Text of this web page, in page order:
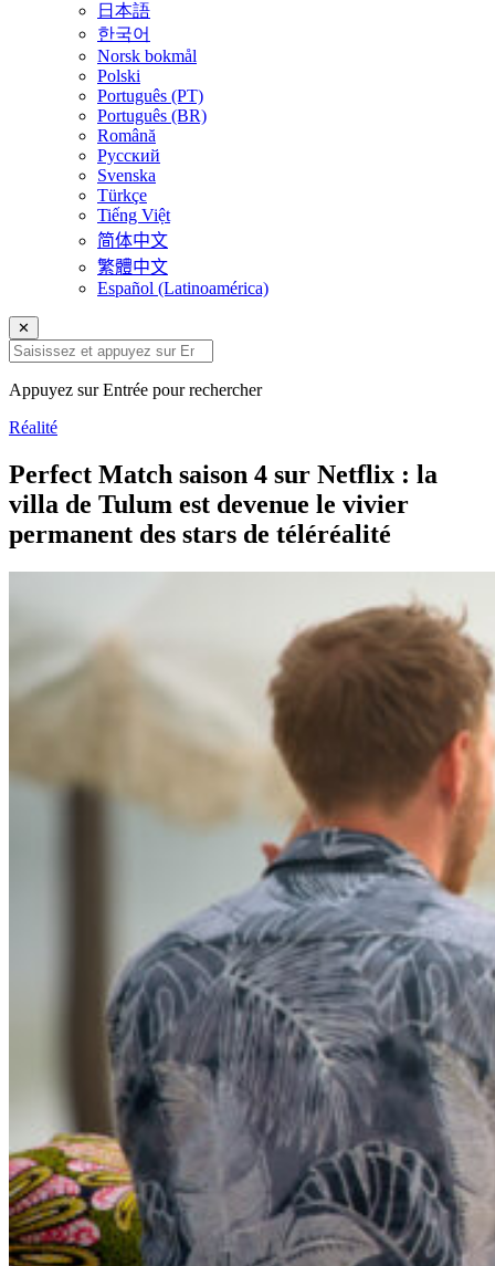
日本語
한국어
Norsk bokmål
Polski
Português (PT)
Português (BR)
Română
Русский
Svenska
Türkçe
Tiếng Việt
简体中文
繁體中文
Español (Latinoamérica)
✕
Appuyez sur Entrée pour rechercher
Réalité
Perfect Match saison 4 sur Netflix : la
villa de Tulum est devenue le vivier
permanent des stars de téléréalité